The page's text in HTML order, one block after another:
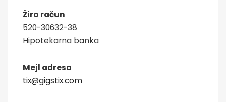
Žiro račun
520-30632-38
Hipotekarna banka
Mejl adresa
tix@gigstix.com